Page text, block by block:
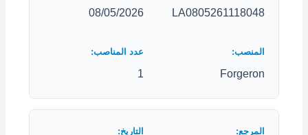
LA0805261118048
08/05/2026
Forgeron
1